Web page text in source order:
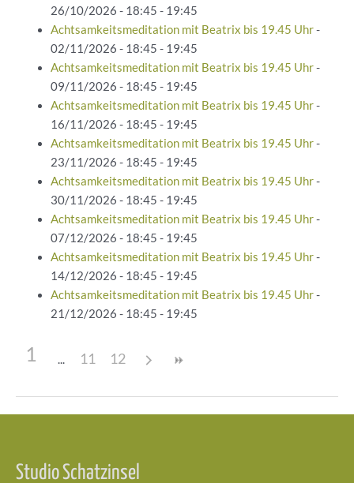
26/10/2026 - 18:45 - 19:45
Achtsamkeitsmeditation mit Beatrix bis 19.45 Uhr-
02/11/2026 - 18:45 - 19:45
Achtsamkeitsmeditation mit Beatrix bis 19.45 Uhr-
09/11/2026 - 18:45 - 19:45
Achtsamkeitsmeditation mit Beatrix bis 19.45 Uhr-
16/11/2026 - 18:45 - 19:45
Achtsamkeitsmeditation mit Beatrix bis 19.45 Uhr-
23/11/2026 - 18:45 - 19:45
Achtsamkeitsmeditation mit Beatrix bis 19.45 Uhr-
30/11/2026 - 18:45 - 19:45
Achtsamkeitsmeditation mit Beatrix bis 19.45 Uhr-
07/12/2026 - 18:45 - 19:45
Achtsamkeitsmeditation mit Beatrix bis 19.45 Uhr-
14/12/2026 - 18:45 - 19:45
Achtsamkeitsmeditation mit Beatrix bis 19.45 Uhr-
21/12/2026 - 18:45 - 19:45
1 11 12
Studio Schatzinsel